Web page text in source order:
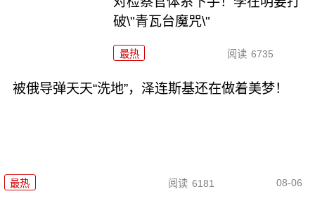
破\"青瓦台魔咒\"
最热 阅读 6735
被俄导弹天天“洗地”，泽连斯基还在做着美梦！
最热 阅读 6181 08-06